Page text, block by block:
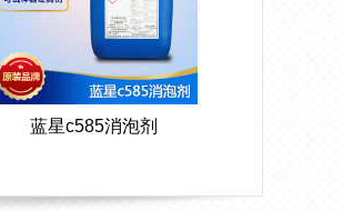
蓝星c585消泡剂